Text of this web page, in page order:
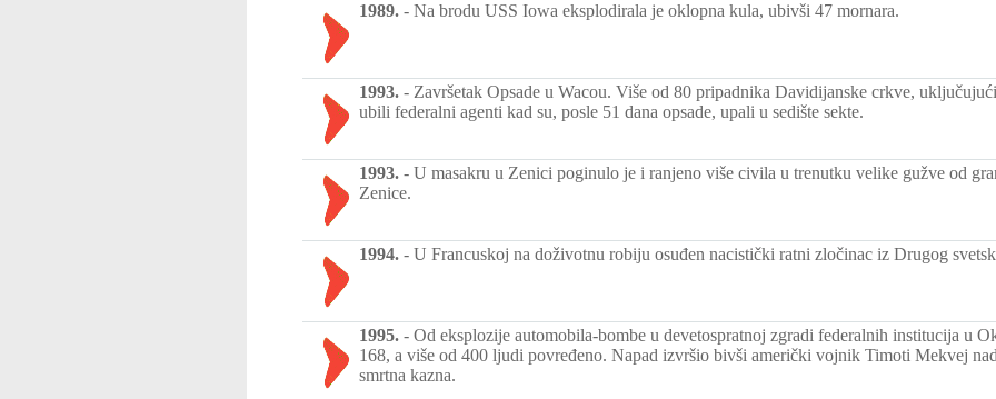
1989. - Na brodu USS Iowa eksplodirala je oklopna kula, ubivši 47 mornara.
1993. - Završetak Opsade u Wacou. Više od 80 pripadnika Davidijanske crkve,
ubili federalni agenti kad su, posle 51 dana opsade, upali u sedište sekte.
1993. - U masakru u Zenici poginulo je i ranjeno više civila u trenutku velike gužve od
Zenice.
1994. - U Francuskoj na doživotnu robiju osuđen nacistički ratni zločinac iz Drugog
1995. - Od eksplozije automobila-bombe u devetospratnoj zgradi federalnih institucija u
168, a više od 400 ljudi povređeno. Napad izvršio bivši američki vojnik Timoti Mekvej
smrtna kazna.